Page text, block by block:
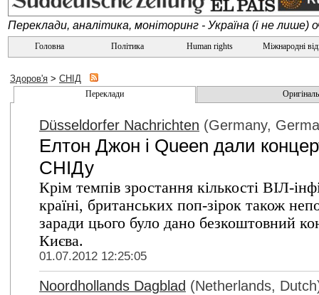
Переклади, аналітика, моніторинг - Україна (і не лише)
Головна Політика Human rights Міжнародні
Здоров'я > СНІД
Переклади
Düsseldorfer Nachrichten (Germany,
Елтон Джон і Queen дали
СНІДу
Крім темпів зростання кількості ВІЛ-
країні, британських поп-зірок також
заради цього було дано безкоштовний
Києва.
01.07.2012 12:25:05
Noordhollands Dagblad (Netherlands,